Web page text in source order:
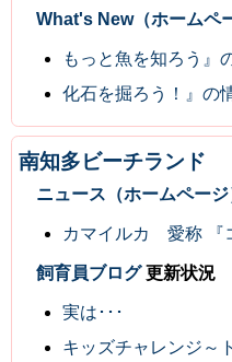
What's New（ホームペ
もっと魚を知ろう』
化石を掘ろう！』の
南知多ビーチランド
ニュース（ホームページ
カマイルカ 愛称 『
飼育員ブログ更新状況
実は･･･
キッズチャレンジ～